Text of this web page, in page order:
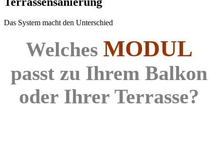
Das System macht den Unterschied
Welches MODUL
passt zu Ihrem Balkon
oder Ihrer Terrasse?